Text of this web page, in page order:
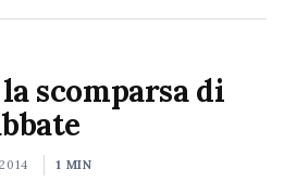
scomparsa di
1 MIN